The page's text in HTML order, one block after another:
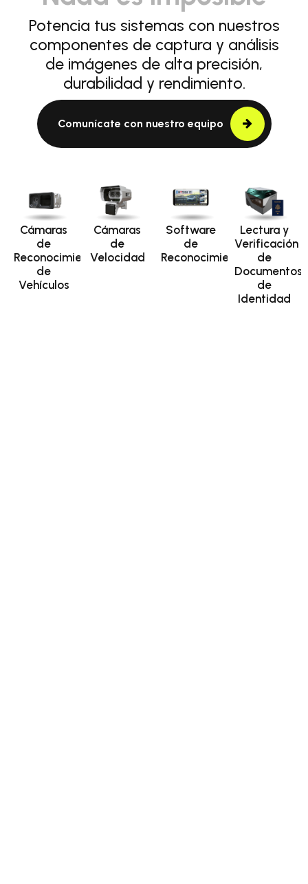
Potencia tus sistemas con nuestros
componentes de captura y análisis
de imágenes de alta precisión,
durabilidad y rendimiento.
Comunícate con nuestro equipo
Cámaras
de
Reconocimiento
de
Vehículos
Cámaras
de
Velocidad
Software
de
Reconocimiento
Lectura y
Verificación
de
Documentos
de
Identidad